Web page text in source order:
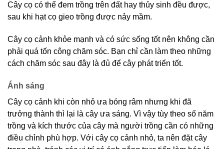
Cây cọ có thể đem trồng trên đất hay thủy sinh đều được,
sau khi hạt cọ gieo trồng được nảy mầm.
Cây cọ cảnh khỏe mạnh và có sức sống tốt nên không cần
phải quá tốn công chăm sóc. Bạn chỉ cần làm theo những
cách chăm sóc sau đây là đủ để cây phát triển tốt.
Ánh sáng
Cây cọ cảnh khi còn nhỏ ưa bóng râm nhưng khi đã
trưởng thành thì lại là cây ưa sáng. Vì vậy tùy theo số năm
trồng và kích thước của cây mà người trồng cần có những
điều chỉnh phù hợp. Với cây cọ cảnh nhỏ, ta nên đặt cây